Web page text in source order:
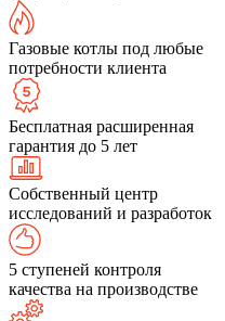
Газовые котлы под любые
потребности клиента
Бесплатная расширенная
гарантия до 5 лет
Собственный центр
исследований и разработок
5 ступеней контроля
качества на производстве